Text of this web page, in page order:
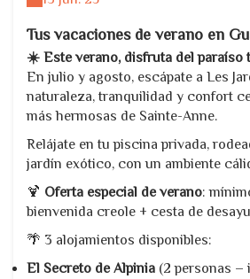
Tus vacaciones de verano en
☀️ Este verano, disfruta del paraíso
En julio y agosto, escápate a Les
naturaleza, tranquilidad y confort
más hermosas de Sainte-Anne.
Relájate en tu piscina privada,
jardín exótico, con un ambiente
🍹 Oferta especial de verano:
bienvenida creole + cesta de
🌴 3 alojamientos disponibles:
El Secreto de Alpinia (2 personas –